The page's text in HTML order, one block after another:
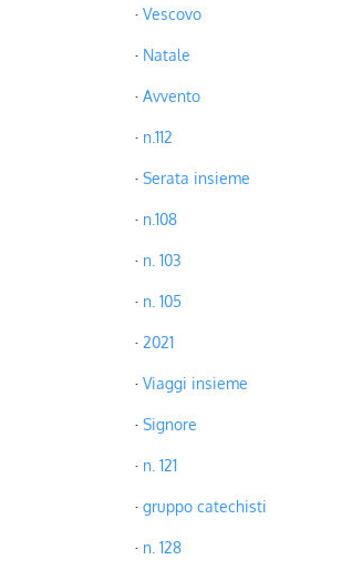
Vescovo
Natale
Avvento
n.112
Serata insieme
n.108
n. 103
n. 105
2021
Viaggi insieme
Signore
n. 121
gruppo catechisti
n. 128